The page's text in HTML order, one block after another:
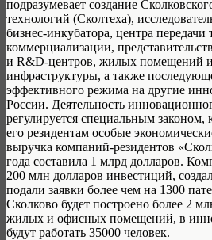
подразумевает создание
технологий (Сколтеха),
бизнес-инкубатора, центра передачи
коммерциализации,
и R&D-центров, жилых помещений
инфраструктуры, а также
эффективного режима на другие
России. Деятельность
регулируется специальным законом,
его резидентам особые
выручка компаний-резидентов
года составила 1 млрд долларов.
200 млн долларов инвестиций,
подали заявки более чем на 1300
Сколково будет построено более 2
жилых и офисных помещений, в
будут работать 35000 человек.